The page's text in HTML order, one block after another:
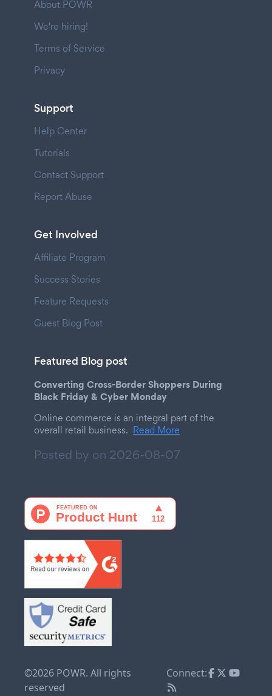
About POWR
We're hiring!
Terms of Service
Privacy
Support
Help Center
Tutorials
Contact Support
Report Abuse
Get Involved
Affiliate Program
Success Stories
Feature Requests
Guest Blog Post
Featured Blog post
Converting Cross-Border Shoppers During
Black Friday & Cyber Monday
Online commerce is an integral part of the
overall retail business. Read More
Posted by on 2026-08-07
©2026 POWR. All rights
reserved
Connect: